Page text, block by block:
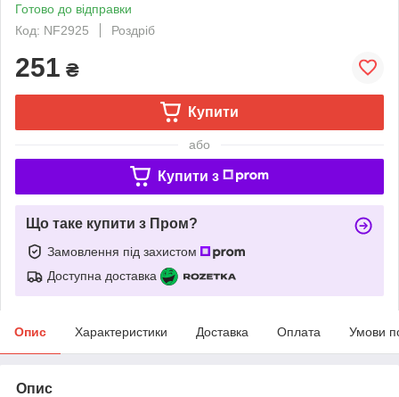
Готово до відправки
Код: NF2925
Роздріб
251 ₴
Купити
або
Купити з
Що таке купити з Пром?
Замовлення під захистом
Доступна доставка
Опис Характеристики Доставка Оплата Умови
Опис